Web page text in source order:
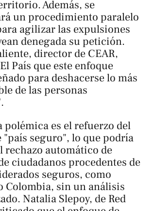
Además, se
un procedimiento paralelo
agilizar las expulsiones
denegada su petición.
director de CEAR,
El País que este enfoque
para deshacerse lo más
de las personas
polémica es el refuerzo del
"país seguro", lo que podría
rechazo automático de
ciudadanos procedentes de
seguros, como
Colombia, sin un análisis
Natalia Slepoy, de Red